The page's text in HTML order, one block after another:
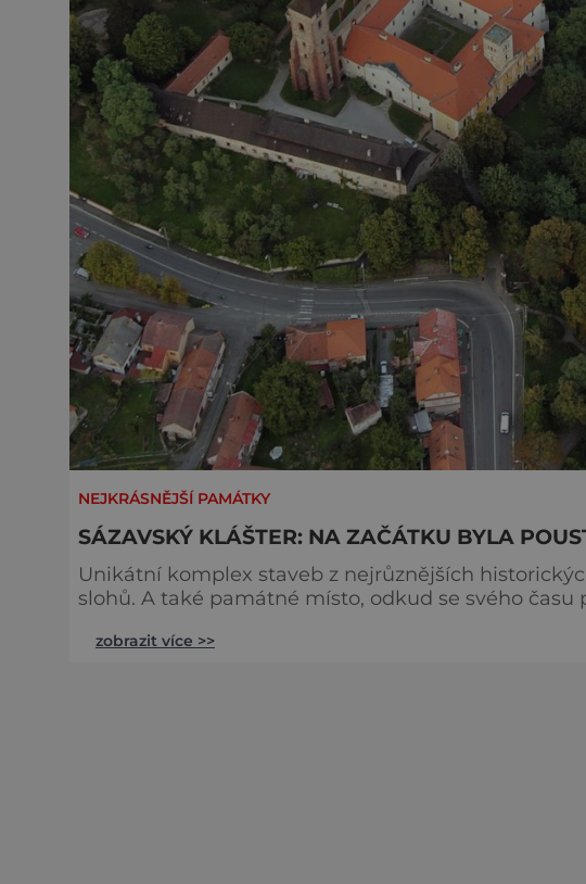
NEJKRÁSNĚJŠÍ PAMÁTKY
SÁZAVSKÝ KLÁŠTER: NA ZAČÁTKU BYLA
Unikátní komplex staveb z nejrůznějších
slohů. A také památné místo, odkud se svého
malebná řeka Sázava vine v půvabných
zobrazit více >>